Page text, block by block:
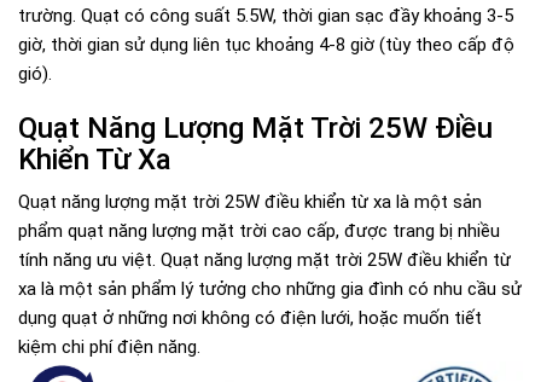
trường. Quạt có công suất 5.5W, thời gian sạc đầy khoảng 3-5
giờ, thời gian sử dụng liên tục khoảng 4-8 giờ (tùy theo cấp độ
gió).
Quạt Năng Lượng Mặt Trời 25W Điều
Khiển Từ Xa
Quạt năng lượng mặt trời 25W điều khiển từ xa là một sản
phẩm quạt năng lượng mặt trời cao cấp, được trang bị nhiều
tính năng ưu việt. Quạt năng lượng mặt trời 25W điều khiển từ
xa là một sản phẩm lý tưởng cho những gia đình có nhu cầu sử
dụng quạt ở những nơi không có điện lưới, hoặc muốn tiết
kiệm chi phí điện năng.